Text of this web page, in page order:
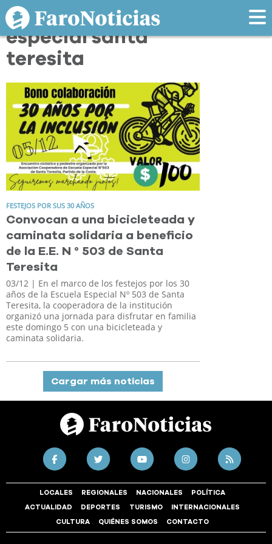
Tag: escuela
especial santa
teresita
FESTEJOS POR SUS 30 AÑOS
Convocan a una bicicleteada y
caminata solidaria a beneficio
de la E.E. N ° 503 de Santa
Teresita
03/12 | En el marco de los festejos por los 30
años de la Escuela Especial Nº 503 de Santa
Teresita, la cooperadora de la institución
organizó una jornada para disfrutar en familia
este domingo 5 con una bicicleteada y
caminata solidaria.
Cargar más noticias
LOCALES REGIONALES NACIONALES POLÍTICA
ACTUALIDAD DEPORTES TURISMO INTERNACIONALES
CULTURA QUIÉNES SOMOS CONTACTO